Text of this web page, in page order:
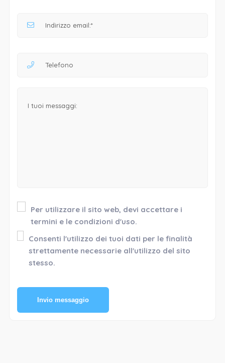
Per utilizzare il sito web, devi accettare i
termini e le condizioni d'uso.
Consenti l'utilizzo dei tuoi dati per le finalità
strettamente necessarie all'utilizzo del sito
stesso.
Invio messaggio